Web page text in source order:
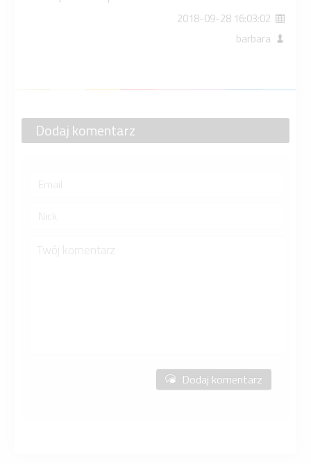
2018-09-28 16:03:02
barbara
Dodaj komentarz
Dodaj komentarz